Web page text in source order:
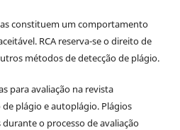
constituem um comportamento
RCA reserva-se o direito de
métodos de detecção de plágio.
para avaliação na revista
de plágio e autoplágio. Plágios
o processo de avaliação